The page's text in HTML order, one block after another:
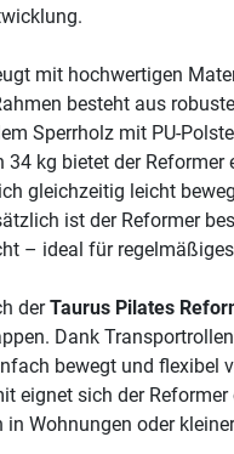
mit hochwertigen
besteht aus
Sperrholz mit PU-
kg bietet der Reformer
gleichzeitig leicht
ist der Reformer
– ideal für
derTaurus Pilates
Dank
bewegt und flexibel
eignet sich der
Wohnungen oder